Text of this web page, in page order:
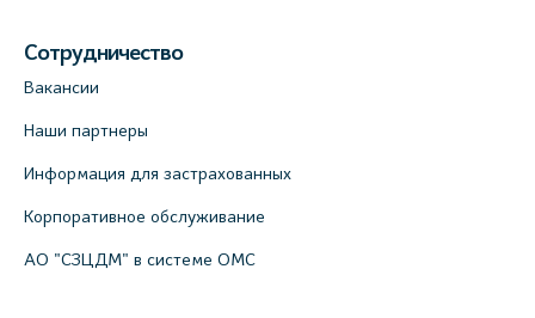
Сотрудничество
Вакансии
Наши партнеры
Информация для застрахованных
Корпоративное обслуживание
АО "СЗЦДМ" в системе ОМС